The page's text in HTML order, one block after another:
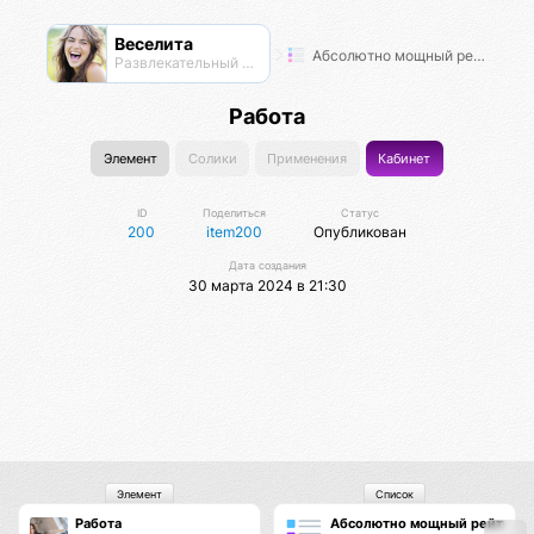
Веселита
Развлекательный нексус Абсолютно мощный рейтинг
Работа
Элемент Солики Применения Кабинет
ID
200
Поделиться
item200
Статус
Опубликован
Дата создания
30 марта 2024 в 21:30
Работа
Элемент
Абсолютно мощный рейтинг
Список